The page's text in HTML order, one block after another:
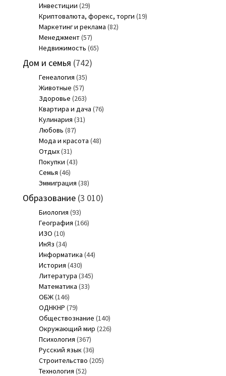
Инвестиции (29)
Криптовалюта, форекс, торги (19)
Маркетинг и реклама (82)
Менеджмент(57)
Недвижимость (65)
Дом и семья (742)
Генеалогия (35)
Животные (57)
Здоровье (263)
Квартира и дача (76)
Кулинария (31)
Любовь (87)
Мода и красота (48)
Отдых(31)
Покупки (43)
Семья (46)
Эммиграция (38)
Образование(3 010)
Биология (93)
География (166)
ИЗО (10)
ИнЯз (34)
Информатика (44)
История (430)
Литература (345)
Математика (33)
ОБЖ(146)
ОДНКНР (79)
Обществознание (140)
Окружающий мир (226)
Психология (367)
Русский язык(36)
Строительство (205)
Технология (52)